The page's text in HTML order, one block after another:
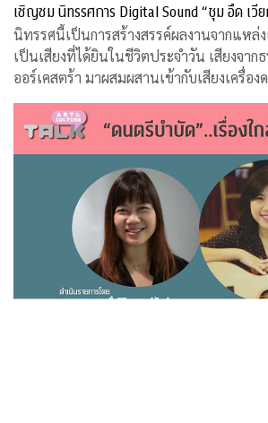
เชิญชม นิทรรศการ Digital Sound “ซุม อึด เวี
นิทรรศนี้เป็นการสร้างสรรค์ผลงานจากแหล่ง
เป็นเสียงที่ได้ยินในชีวิตประจำวัน เสียงจากธ
ออร์เคสตร้า มาผสมผสานเข้ากับเสียงเครื่
คุ้นหู ผ่านกระบวนการและเทคนิคทางด้านดิ